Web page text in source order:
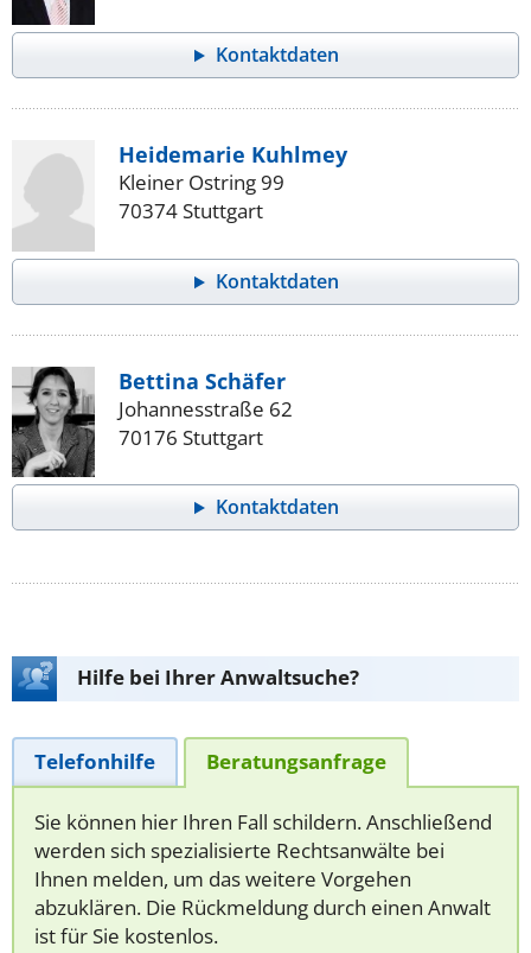
Kontaktdaten
Heidemarie Kuhlmey
Kleiner Ostring 99
70374 Stuttgart
Kontaktdaten
Bettina Schäfer
Johannesstraße 62
70176 Stuttgart
Kontaktdaten
Hilfe bei Ihrer Anwaltsuche?
Telefonhilfe Beratungsanfrage
Sie können hier Ihren Fall schildern. Anschließend
werden sich spezialisierte Rechtsanwälte bei
Ihnen melden, um das weitere Vorgehen
abzuklären. Die Rückmeldung durch einen Anwalt
ist für Sie kostenlos.